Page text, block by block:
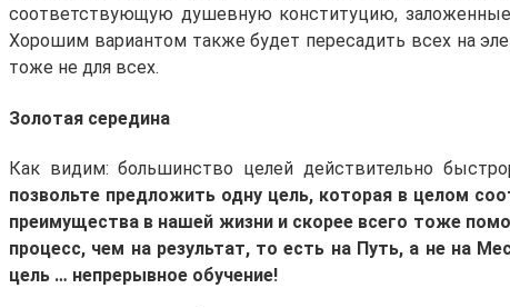
соответствующую душевную конституцию,
Хорошим вариантом также будет пересадить всех на
тоже не для всех.
Золотая середина
Как видим: большинство целей действительно
позвольте предложить одну цель, которая в целом
преимущества в нашей жизни и скорее всего тоже
процесс, чем на результат, то есть на Путь, а не на
цель … непрерывное обучение!